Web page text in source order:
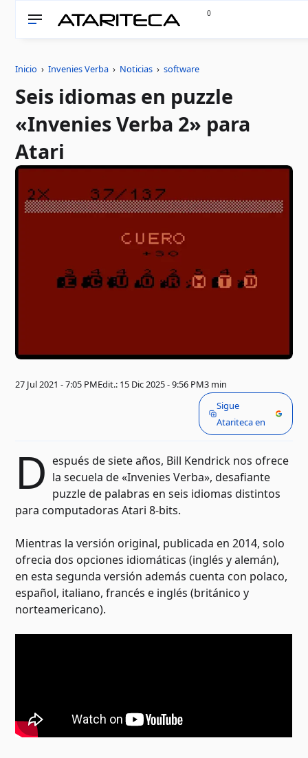
0
Inicio ›Invenies Verba › Noticias ›software
Seis idiomas en puzzle
«Invenies Verba 2» para
Atari
27 Jul 2021 - 7:05 PMEdit.: 15 Dic 2025 - 9:56 PM3 min
Sigue
Atariteca en
D espués de siete años, Bill Kendrick nos ofrece
la secuela de «Invenies Verba», desafiante
puzzle de palabras en seis idiomas distintos
para computadoras Atari 8-bits.
Mientras la versión original, publicada en 2014, solo
ofrecia dos opciones idiomáticas (inglés y alemán),
en esta segunda versión además cuenta con polaco,
español, italiano, francés e inglés (británico y
norteamericano).